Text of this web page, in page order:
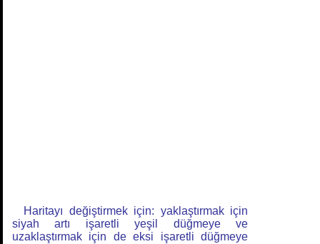
Haritayı değiştirmek için: yaklaştırmak için
siyah artı işaretli yeşil düğmeye ve
uzaklaştırmak için de eksi işaretli düğmeye